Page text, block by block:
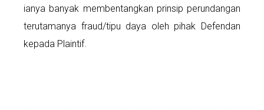
ianya banyak membentangkan prinsip perundangan
terutamanya fraud/tipu daya oleh pihak Defendan
kepada Plaintif.